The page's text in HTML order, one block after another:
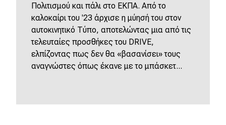
Πολιτισμού και πάλι στο ΕΚΠΑ. Από το
καλοκαίρι του '23 άρχισε η μύησή του στον
αυτοκινητικό Τύπο, αποτελώντας μια από τις
τελευταίες προσθήκες του DRIVE,
ελπίζοντας πως δεν θα «βασανίσει» τους
αναγνώστες όπως έκανε με το μπάσκετ...